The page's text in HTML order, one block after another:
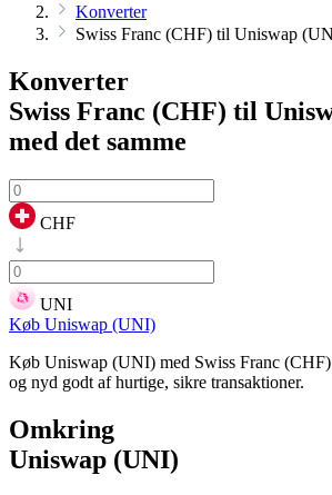
Konverter
Swiss Franc (CHF) til Uniswap
Konverter
Swiss Franc (CHF) til
med det samme
CHF
UNI
Køb Uniswap (UNI)
Køb Uniswap (UNI) med Swiss Franc
og nyd godt af hurtige, sikre transaktioner.
Omkring
Uniswap (UNI)